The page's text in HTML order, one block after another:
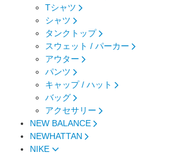
Tシャツ
シャツ
タンクトップ
スウェット / パーカー
アウター
パンツ
キャップ / ハット
バッグ
アクセサリー
NEW BALANCE
NEWHATTAN
NIKE